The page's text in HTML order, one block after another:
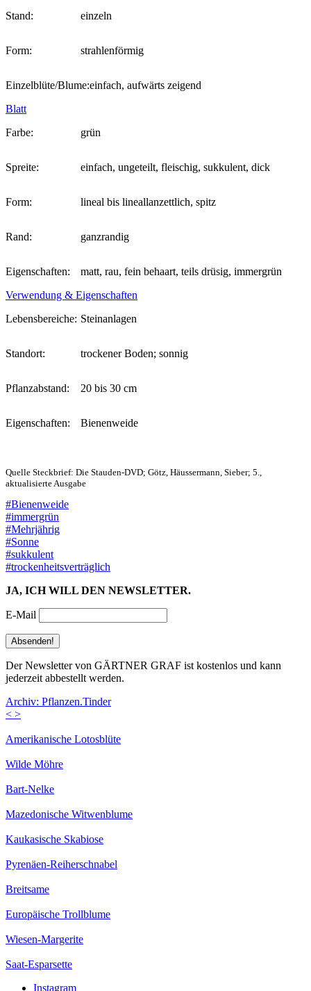
Stand: einzeln
Form: strahlenförmig
Einzelblüte/Blume:einfach, aufwärts zeigend
Blatt
Farbe:
grün
Spreite: einfach, ungeteilt, fleischig, sukkulent, dick
Form: lineal bis lineallanzettlich, spitz
Rand: ganzrandig
Eigenschaften:
matt, rau, fein behaart, teils drüsig, immergrün
Verwendung & Eigenschaften
Lebensbereiche: Steinanlagen
Standort: trockener Boden; sonnig
Pflanzabstand: 20 bis 30 cm
Eigenschaften: Bienenweide
Quelle Steckbrief: Die Stauden-DVD; Götz, Häussermann, Sieber; 5.,
aktualisierte Ausgabe
#Bienenweide
#immergrün
#Mehrjährig
#Sonne
#sukkulent
#trockenheitsverträglich
JA, ICH WILL DEN NEWSLETTER.
E-Mail
Der Newsletter von GÄRTNER GRAF ist kostenlos und kann
jederzeit abbestellt werden.
Archiv: Pflanzen.Tinder
< >
Amerikanische Lotosblüte
Wilde Möhre
Bart-Nelke
Mazedonische Witwenblume
Kaukasische Skabiose
Pyrenäen-Reiherschnabel
Breitsame
Europäische Trollblume
Wiesen-Margerite
Saat-Esparsette
Instagram